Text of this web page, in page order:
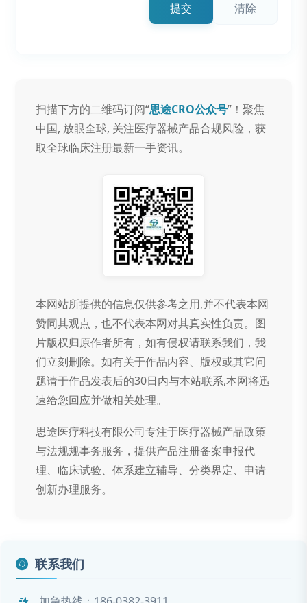
提交 清除
扫描下方的二维码订阅“思途CRO公众号”！聚焦
中国, 放眼全球, 关注医疗器械产品合规风险，获
取全球临床注册最新一手资讯。
本网站所提供的信息仅供参考之用,并不代表本网
赞同其观点，也不代表本网对其真实性负责。图
片版权归原作者所有，如有侵权请联系我们，我
们立刻删除。如有关于作品内容、版权或其它问
题请于作品发表后的30日内与本站联系,本网将迅
速给您回应并做相关处理。
思途医疗科技有限公司专注于医疗器械产品政策
与法规规事务服务，提供产品注册备案申报代
理、临床试验、体系建立辅导、分类界定、申请
创新办理服务。
联系我们